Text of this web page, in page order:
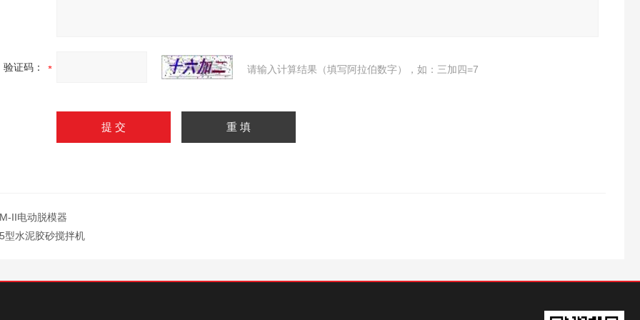
验证码： 请输入计算结果（填写阿拉伯数字），如：三加四=7
II电动脱模器
型水泥胶砂搅拌机